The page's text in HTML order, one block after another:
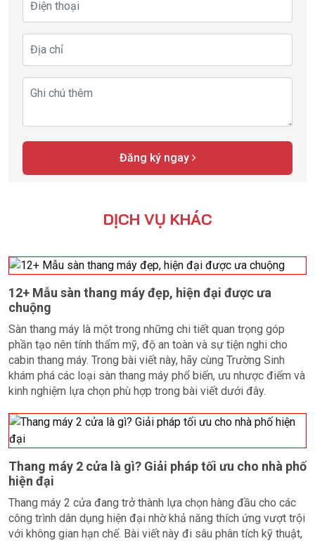
Đăng ký ngay
DỊCH VỤ KHÁC
12+ Mẫu sàn thang máy đẹp, hiện đại được ưa
chuộng
Sàn thang máy là một trong những chi tiết quan trọng góp
phần tạo nên tính thẩm mỹ, độ an toàn và sự tiện nghi cho
cabin thang máy. Trong bài viết này, hãy cùng Trường Sinh
khám phá các loại sàn thang máy phổ biến, ưu nhược điểm và
kinh nghiệm lựa chọn phù hợp trong bài viết dưới đây.
Thang máy 2 cửa là gì? Giải pháp tối ưu cho nhà phố
hiện đại
Thang máy 2 cửa đang trở thành lựa chọn hàng đầu cho các
công trình dân dụng hiện đại nhờ khả năng thích ứng vượt trội
với không gian hạn chế. Bài viết này đi sâu phân tích kỹ thuật,